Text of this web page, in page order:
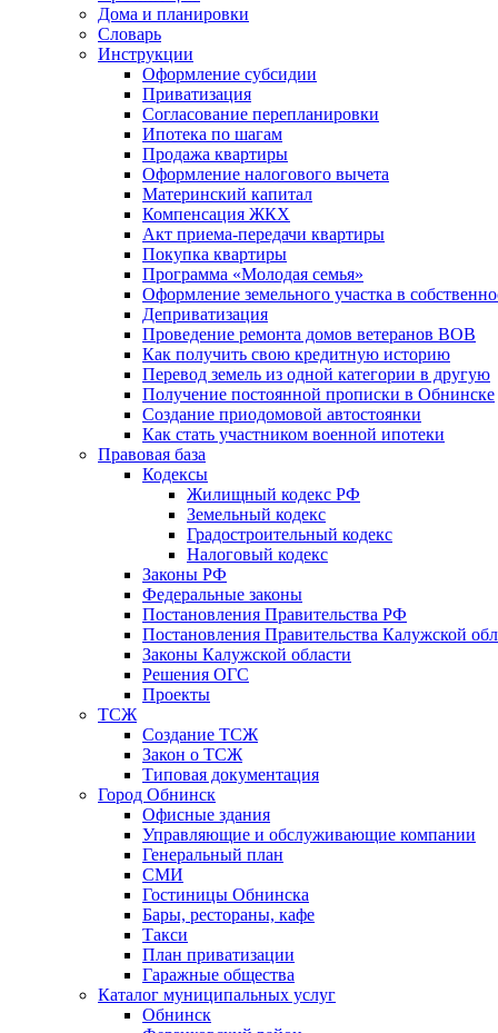
Дома и планировки
Словарь
Инструкции
Оформление субсидии
Приватизация
Согласование перепланировки
Ипотека по шагам
Продажа квартиры
Оформление налогового вычета
Материнский капитал
Компенсация ЖКХ
Акт приема-передачи квартиры
Покупка квартиры
Программа «Молодая семья»
Оформление земельного участка в
Деприватизация
Проведение ремонта домов ветеранов ВОВ
Как получить свою кредитную историю
Перевод земель из одной категории в другую
Получение постоянной прописки в Обнинске
Создание приодомовой автостоянки
Как стать участником военной ипотеки
Правовая база
Кодексы
Жилищный кодекс РФ
Земельный кодекс
Градостроительный кодекс
Налоговый кодекс
Законы РФ
Федеральные законы
Постановления Правительства РФ
Постановления Правительства Калужской
Законы Калужской области
Решения ОГС
Проекты
ТСЖ
Создание ТСЖ
Закон о ТСЖ
Типовая документация
Город Обнинск
Офисные здания
Управляющие и обслуживающие компании
Генеральный план
СМИ
Гостиницы Обнинска
Бары, рестораны, кафе
Такси
План приватизации
Гаражные общества
Каталог муниципальных услуг
Обнинск